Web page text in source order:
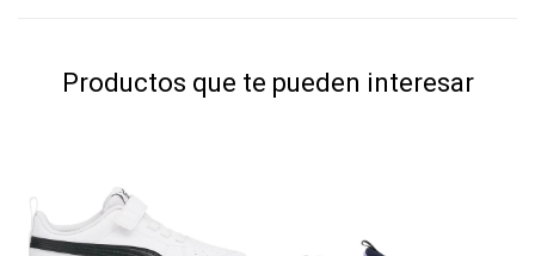
Productos que te pueden interesar